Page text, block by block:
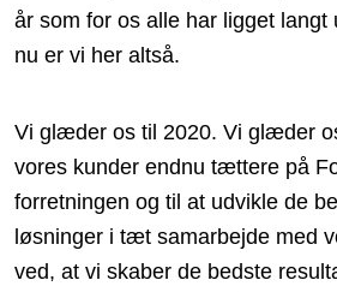
år som for os alle har ligget langt
nu er vi her altså.
Vi glæder os til 2020. Vi glæder
vores kunder endnu tættere på
forretningen og til at udvikle de
løsninger i tæt samarbejde med
ved, at vi skaber de bedste